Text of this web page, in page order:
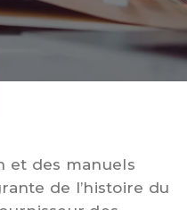
et des manuels
de l’histoire du